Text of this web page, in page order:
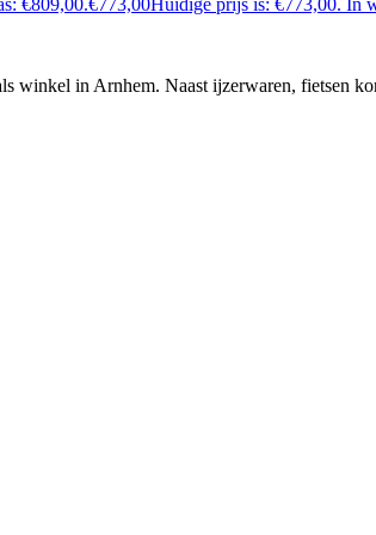
in Arnhem. Naast ijzerwaren, fietsen